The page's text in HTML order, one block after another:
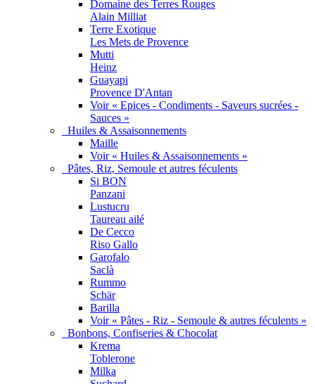
Domaine des Terres Rouges
Alain Milliat
Terre Exotique
Les Mets de Provence
Mutti
Heinz
Guayapi
Provence D'Antan
Voir « Epices - Condiments - Saveurs sucrées -
Sauces »
Huiles & Assaisonnements
Maille
Voir « Huiles & Assaisonnements »
Pâtes, Riz, Semoule et autres féculents
Si BON
Panzani
Lustucru
Taureau ailé
De Cecco
Riso Gallo
Garofalo
Saclà
Rummo
Schär
Barilla
Voir « Pâtes - Riz - Semoule & autres féculents »
Bonbons, Confiseries & Chocolat
Krema
Toblerone
Milka